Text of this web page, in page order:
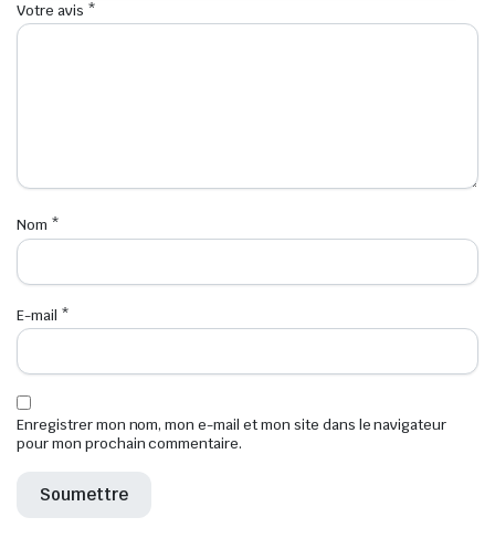
Votre avis *
Nom *
E-mail *
Enregistrer mon nom, mon e-mail et mon site dans le navigateur
pour mon prochain commentaire.